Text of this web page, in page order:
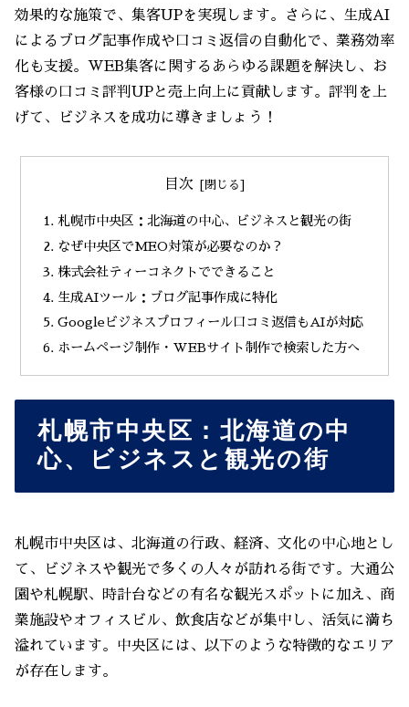
効果的な施策で、集客UPを実現します。さらに、生成AI
によるブログ記事作成や口コミ返信の自動化で、業務効率
化も支援。WEB集客に関するあらゆる課題を解決し、お
客様の口コミ評判UPと売上向上に貢献します。評判を上
げて、ビジネスを成功に導きましょう！
目次
札幌市中央区：北海道の中心、ビジネスと観光の街
なぜ中央区でMEO対策が必要なのか？
株式会社ティーコネクトでできること
生成AIツール：ブログ記事作成に特化
Googleビジネスプロフィール口コミ返信もAIが対応
ホームページ制作・WEBサイト制作で検索した方へ
札幌市中央区：北海道の中
心、ビジネスと観光の街
札幌市中央区は、北海道の行政、経済、文化の中心地とし
て、ビジネスや観光で多くの人々が訪れる街です。大通公
園や札幌駅、時計台などの有名な観光スポットに加え、商
業施設やオフィスビル、飲食店などが集中し、活気に満ち
溢れています。中央区には、以下のような特徴的なエリア
が存在します。